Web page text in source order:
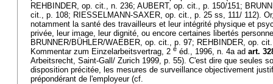
REHBINDER, op. cit., n. 236; AUBERT, op. cit., p. 150/151;
cit., p. 108; RIESSELMANN-SAXER, op. cit., p. 25 ss, 111/ 112).
notamment la santé des travailleurs et leur intégrité physique et
privée, leur image, leur dignité, ou encore certaines libertés
BRUNNER/BÜHLER/WAEBER, op. cit., p. 97; REHBINDER, op.
Kommentar zum Einzelarbeitsvertrag, 2 e éd., 1996, n. 4a ad art.
Arbeitsrecht, Saint-Gall/ Zurich 1999, p. 55). C'est dire que seules
disposition précitée, les mesures de surveillance objectivement
prépondérant de l'employeur (cf.